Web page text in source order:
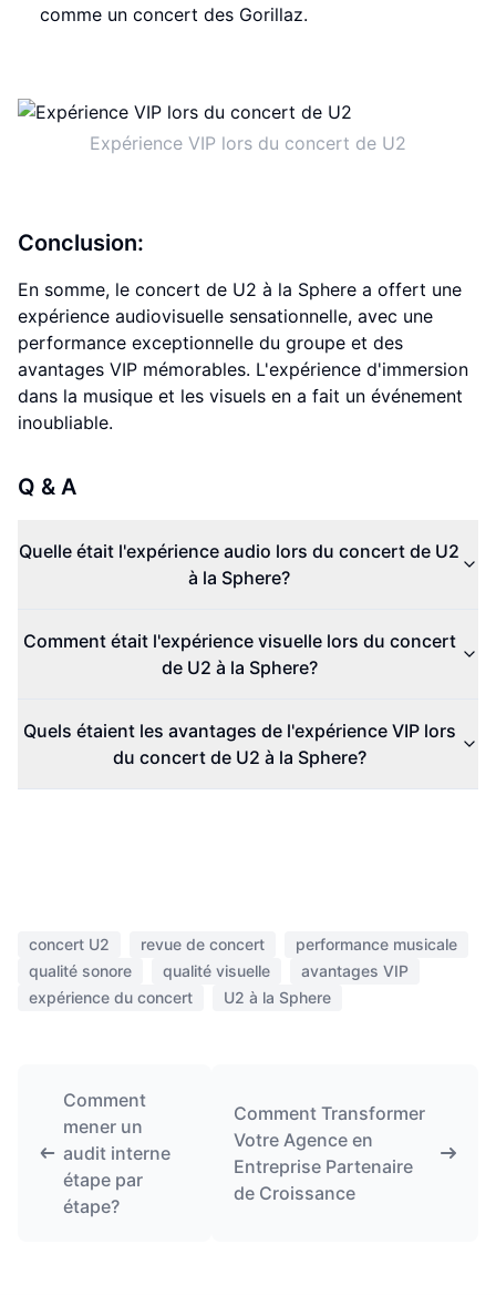
comme un concert des Gorillaz.
Expérience VIP lors du concert de U2
Conclusion:
En somme, le concert de U2 à la Sphere a offert une
expérience audiovisuelle sensationnelle, avec une
performance exceptionnelle du groupe et des
avantages VIP mémorables. L'expérience d'immersion
dans la musique et les visuels en a fait un événement
inoubliable.
Q & A
Quelle était l'expérience audio lors du concert de U2
à la Sphere?
Comment était l'expérience visuelle lors du concert
de U2 à la Sphere?
Quels étaient les avantages de l'expérience VIP lors
du concert de U2 à la Sphere?
concert U2 revue de concert
performance musicale
qualité sonore
qualité visuelle
avantages VIP
expérience du concert
U2 à la Sphere
Comment
mener un
audit interne
étape par
étape?
Comment Transformer
Votre Agence en
Entreprise Partenaire
de Croissance